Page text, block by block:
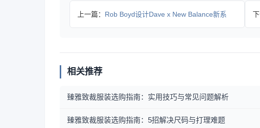
上一篇： Rob Boyd设计Dave x New Balance新系 下
相关推荐
臻雅致裁服装选购指南：实用技巧与常见问题解析
臻雅致裁服装选购指南：5招解决尺码与打理难题